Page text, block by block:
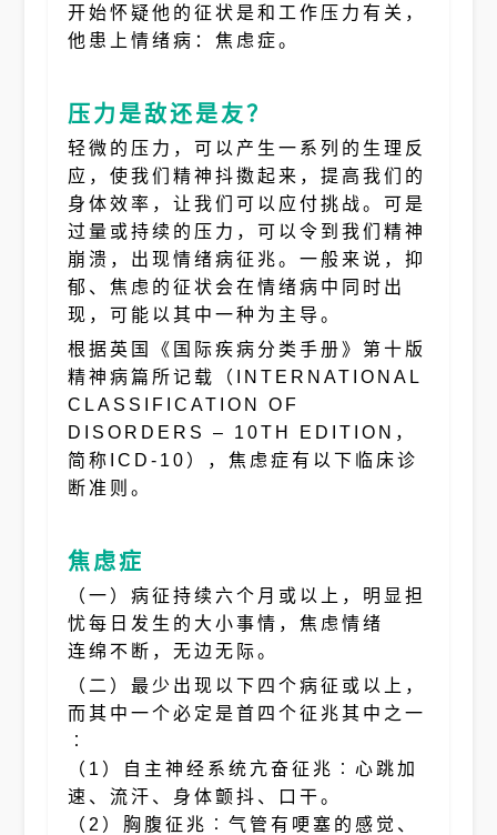
开始怀疑他的征状是和工作压力有关，
他患上情绪病：焦虑症。
压力是敌还是友？
轻微的压力，可以产生一系列的生理反
应，使我们精神抖擞起来，提高我们的
身体效率，让我们可以应付挑战。可是
过量或持续的压力，可以令到我们精神
崩溃，出现情绪病征兆。一般来说，抑
郁、焦虑的征状会在情绪病中同时出
现，可能以其中一种为主导。
根据英国《国际疾病分类手册》第十版
精神病篇所记载（INTERNATIONAL
CLASSIFICATION OF
DISORDERS – 10TH EDITION，
简称ICD-10），焦虑症有以下临床诊
断准则。
焦虑症
（一）病征持续六个月或以上，明显担
忧每日发生的大小事情，焦虑情绪
连绵不断，无边无际。
（二）最少出现以下四个病征或以上，
而其中一个必定是首四个征兆其中之一
︰
（1）自主神经系统亢奋征兆︰心跳加
速、流汗、身体颤抖、口干。
（2）胸腹征兆︰气管有哽塞的感觉、